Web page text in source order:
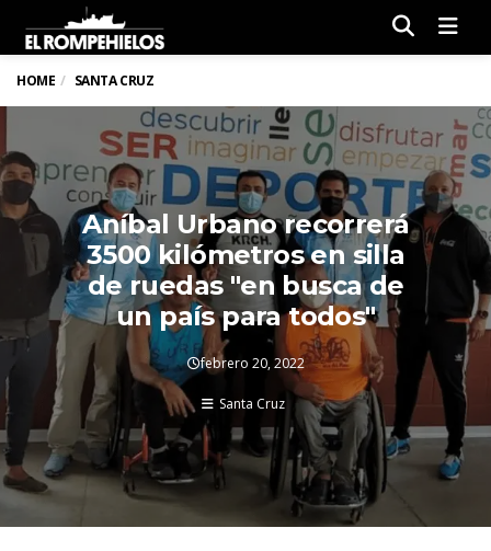
HOME SANTA CRUZ
Aníbal Urbano recorrerá
3500 kilómetros en silla
de ruedas "en busca de
un país para todos"
febrero 20, 2022
Santa Cruz